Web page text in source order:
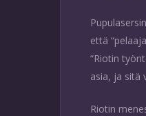
että
“Riotin
asia, ja sitä
Riotin